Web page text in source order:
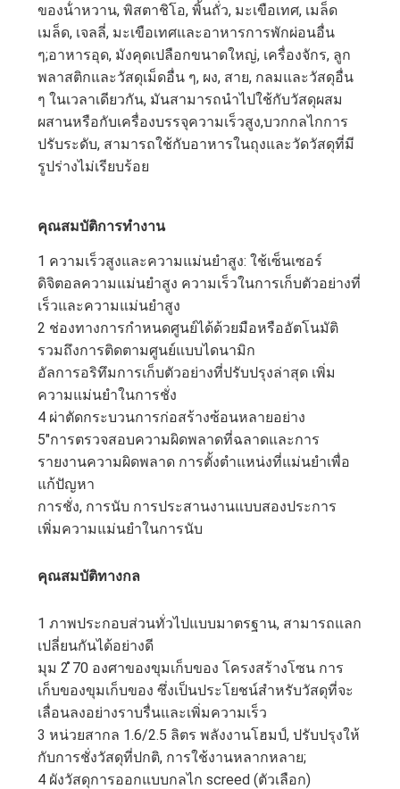
ของน้ําหวาน, พิสตาชิโอ, พิ้นถั่ว, มะเขือเทศ, เมล็ด
เมล็ด, เจลลี่, มะเขือเทศและอาหารการพักผ่อนอื่น
ๆ;อาหารอุด, มังคุดเปลือกขนาดใหญ่, เครื่องจักร, ลูก
พลาสติกและวัสดุเม็ดอื่น ๆ, ผง, สาย, กลมและวัสดุอื่น
ๆ ในเวลาเดียวกัน, มันสามารถนําไปใช้กับวัสดุผสม
ผสานหรือกับเครื่องบรรจุความเร็วสูง,บวกกลไกการ
ปรับระดับ, สามารถใช้กับอาหารในถุงและวัดวัสดุที่มี
รูปร่างไม่เรียบร้อย
คุณสมบัติการทํางาน
1 ความเร็วสูงและความแม่นยําสูง: ใช้เซ็นเซอร์
ดิจิตอลความแม่นยําสูง ความเร็วในการเก็บตัวอย่างที่
เร็วและความแม่นยําสูง
2 ช่องทางการกําหนดศูนย์ได้ด้วยมือหรืออัตโนมัติ
รวมถึงการติดตามศูนย์แบบไดนามิก
อัลการอริทึมการเก็บตัวอย่างที่ปรับปรุงล่าสุด เพิ่ม
ความแม่นยําในการชั่ง
4 ผ่าตัดกระบวนการก่อสร้างซ้อนหลายอย่าง
5"การตรวจสอบความผิดพลาดที่ฉลาดและการ
รายงานความผิดพลาด การตั้งตําแหน่งที่แม่นยําเพื่อ
แก้ปัญหา
การชั่ง, การนับ การประสานงานแบบสองประการ
เพิ่มความแม่นยําในการนับ
คุณสมบัติทางกล
1 ภาพประกอบส่วนทั่วไปแบบมาตรฐาน, สามารถแลก
เปลี่ยนกันได้อย่างดี
มุม 2 ̊70 องศาของขุมเก็บของ โครงสร้างโซน การ
เก็บของขุมเก็บของ ซึ่งเป็นประโยชน์สําหรับวัสดุที่จะ
เลื่อนลงอย่างราบรื่นและเพิ่มความเร็ว
3 หน่วยสากล 1.6/2.5 ลิตร พลังงานโฮมป์, ปรับปรุงให้
กับการชั่งวัสดุที่ปกติ, การใช้งานหลากหลาย;
4 ผังวัสดุการออกแบบกลไก screed (ตัวเลือก)